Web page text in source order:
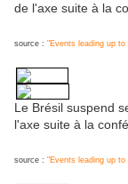
de l'axe suite à la
source : "Events leading up
Le Brésil suspend
l'axe suite à la
source : "Events leading up